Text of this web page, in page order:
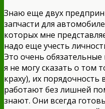
Знаю еще двух
запчасти для
которых мне
надо еще учесть
Это очень
я не могу сказать о том
краху), их
работают без лишней
знают. Они всегда